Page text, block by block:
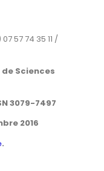
57 74 35 11 /
Sciences
3079-7497
2016
.